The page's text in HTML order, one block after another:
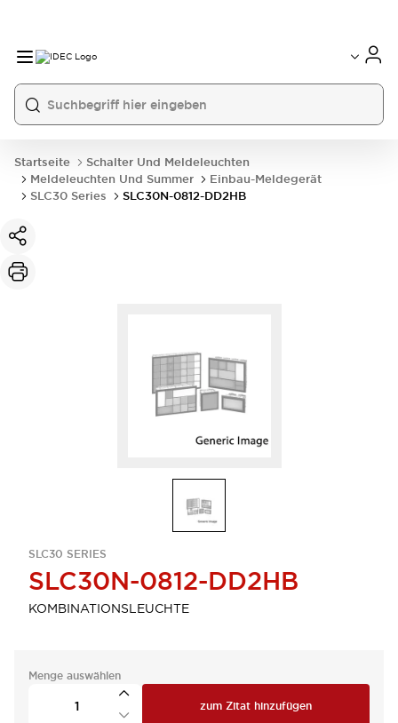
Startseite
Schalter Und Meldeleuchten
Meldeleuchten Und Summer
Einbau-Meldegerät
SLC30 Series
SLC30N-0812-DD2HB
SLC30 SERIES
SLC30N-0812-DD2HB
KOMBINATIONSLEUCHTE
Menge auswählen
zum Zitat hinzufügen